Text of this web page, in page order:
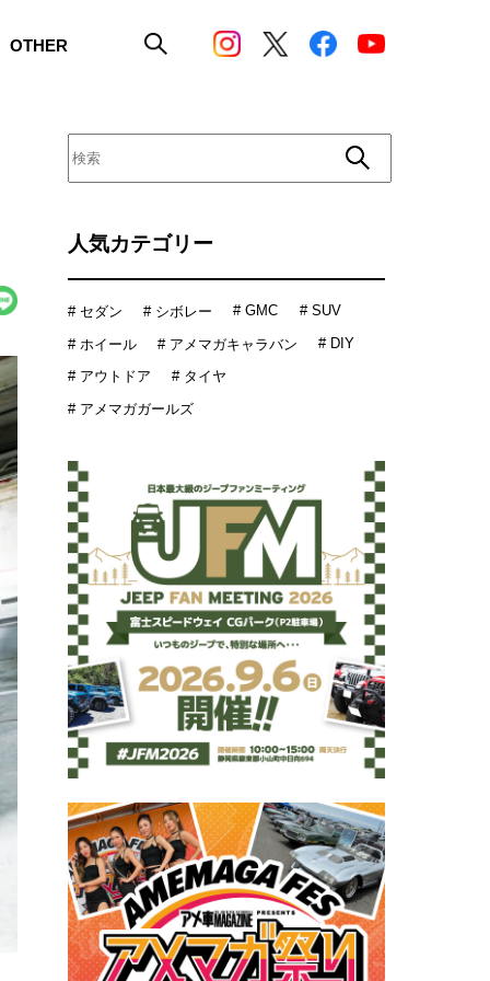
OTHER
人気カテゴリー
# セダン # シボレー # GMC # SUV
# ホイール # アメマガキャラバン # DIY
# アウトドア
# タイヤ
# アメマガガールズ